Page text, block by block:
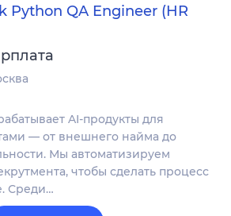
Python QA Engineer (HR
AI-продукты для
— от внешнего найма до
Мы автоматизируем
чтобы сделать процесс
Среди…